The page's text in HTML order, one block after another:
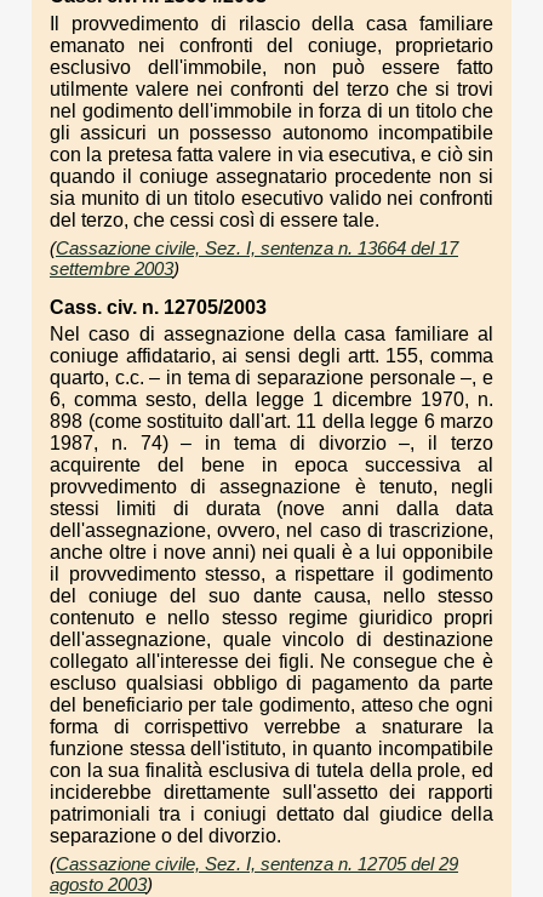
Il provvedimento di rilascio della casa familiare
emanato nei confronti del coniuge, proprietario
esclusivo dell'immobile, non può essere fatto
utilmente valere nei confronti del terzo che si trovi
nel godimento dell'immobile in forza di un titolo che
gli assicuri un possesso autonomo incompatibile
con la pretesa fatta valere in via esecutiva, e ciò sin
quando il coniuge assegnatario procedente non si
sia munito di un titolo esecutivo valido nei confronti
del terzo, che cessi così di essere tale.
(Cassazione civile, Sez. I, sentenza n. 13664 del 17
settembre 2003)
Cass. civ. n. 12705/2003
Nel caso di assegnazione della casa familiare al
coniuge affidatario, ai sensi degli artt. 155, comma
quarto, c.c. – in tema di separazione personale –, e
6, comma sesto, della legge 1 dicembre 1970, n.
898 (come sostituito dall'art. 11 della legge 6 marzo
1987, n. 74) – in tema di divorzio –, il terzo
acquirente del bene in epoca successiva al
provvedimento di assegnazione è tenuto, negli
stessi limiti di durata (nove anni dalla data
dell'assegnazione, ovvero, nel caso di trascrizione,
anche oltre i nove anni) nei quali è a lui opponibile
il provvedimento stesso, a rispettare il godimento
del coniuge del suo dante causa, nello stesso
contenuto e nello stesso regime giuridico propri
dell'assegnazione, quale vincolo di destinazione
collegato all'interesse dei figli. Ne consegue che è
escluso qualsiasi obbligo di pagamento da parte
del beneficiario per tale godimento, atteso che ogni
forma di corrispettivo verrebbe a snaturare la
funzione stessa dell'istituto, in quanto incompatibile
con la sua finalità esclusiva di tutela della prole, ed
inciderebbe direttamente sull'assetto dei rapporti
patrimoniali tra i coniugi dettato dal giudice della
separazione o del divorzio.
(Cassazione civile, Sez. I, sentenza n. 12705 del 29
agosto 2003)